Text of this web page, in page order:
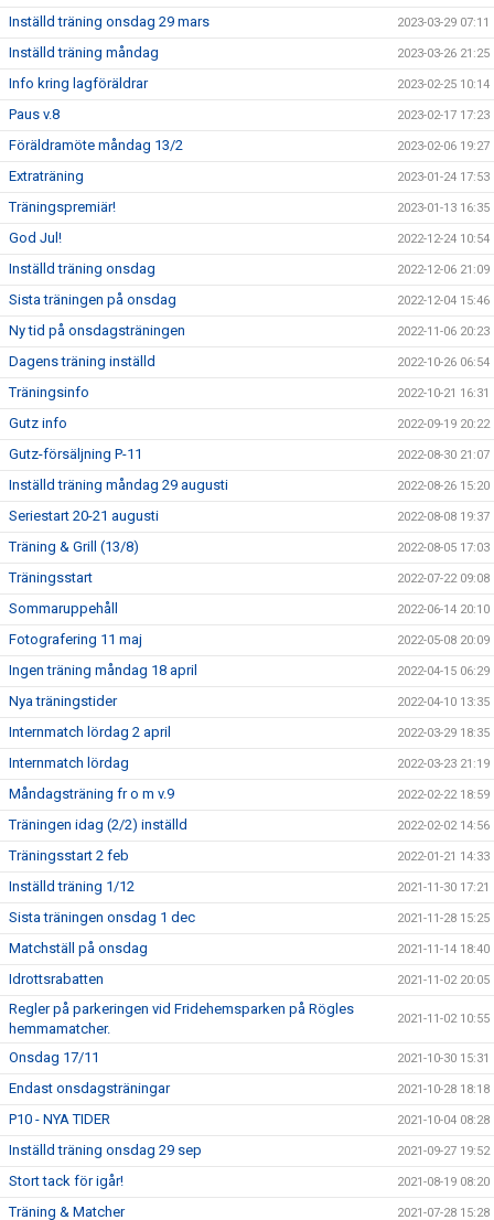
Inställd träning onsdag 29 mars 2023-03-29 07:11
Inställd träning måndag 2023-03-26 21:25
Info kring lagföräldrar 2023-02-25 10:14
Paus v.8 2023-02-17 17:23
Föräldramöte måndag 13/2 2023-02-06 19:27
Extraträning 2023-01-24 17:53
Träningspremiär! 2023-01-13 16:35
God Jul! 2022-12-24 10:54
Inställd träning onsdag 2022-12-06 21:09
Sista träningen på onsdag 2022-12-04 15:46
Ny tid på onsdagsträningen 2022-11-06 20:23
Dagens träning inställd 2022-10-26 06:54
Träningsinfo 2022-10-21 16:31
Gutz info 2022-09-19 20:22
Gutz-försäljning P-11 2022-08-30 21:07
Inställd träning måndag 29 augusti 2022-08-26 15:20
Seriestart 20-21 augusti 2022-08-08 19:37
Träning & Grill (13/8) 2022-08-05 17:03
Träningsstart 2022-07-22 09:08
Sommaruppehåll 2022-06-14 20:10
Fotografering 11 maj 2022-05-08 20:09
Ingen träning måndag 18 april 2022-04-15 06:29
Nya träningstider 2022-04-10 13:35
Internmatch lördag 2 april 2022-03-29 18:35
Internmatch lördag 2022-03-23 21:19
Måndagsträning fr o m v.9 2022-02-22 18:59
Träningen idag (2/2) inställd 2022-02-02 14:56
Träningsstart 2 feb 2022-01-21 14:33
Inställd träning 1/12 2021-11-30 17:21
Sista träningen onsdag 1 dec 2021-11-28 15:25
Matchställ på onsdag 2021-11-14 18:40
Idrottsrabatten 2021-11-02 20:05
Regler på parkeringen vid Fridehemsparken på Rögles
hemmamatcher.
2021-11-02 10:55
Onsdag 17/11 2021-10-30 15:31
Endast onsdagsträningar 2021-10-28 18:18
P10 - NYA TIDER 2021-10-04 08:28
Inställd träning onsdag 29 sep 2021-09-27 19:52
Stort tack för igår! 2021-08-19 08:20
Träning & Matcher 2021-07-28 15:28